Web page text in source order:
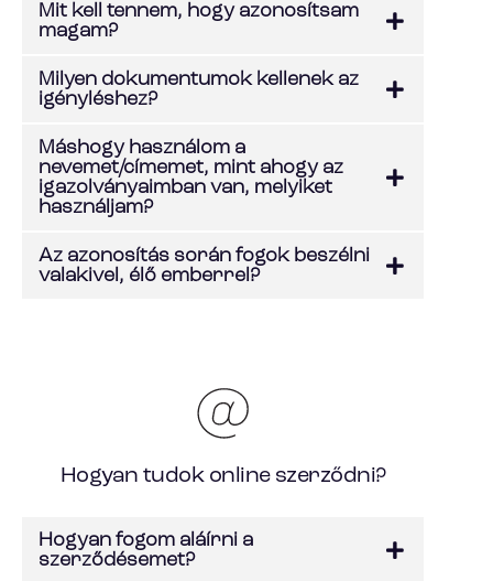
Mit kell tennem, hogy azonosítsam
magam?
Milyen dokumentumok kellenek az
igényléshez?
Máshogy használom a
nevemet/címemet, mint ahogy az
igazolványaimban van, melyiket
használjam?
Az azonosítás során fogok beszélni
valakivel, élő emberrel?
Hogyan tudok online szerződni?
Hogyan fogom aláírni a
szerződésemet?